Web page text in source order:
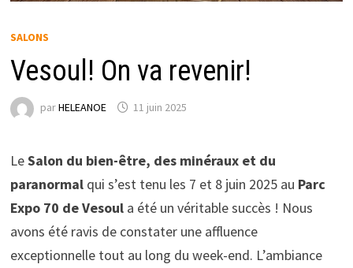
SALONS
Vesoul! On va revenir!
parHELEANOE 11 juin 2025
LeSalon du bien-être, des minéraux et du
paranormalqui s’est tenu les 7 et 8 juin 2025 au Parc
Expo 70 de Vesoula été un véritable succès ! Nous
avons été ravis de constater une affluence
exceptionnelle tout au long du week-end. L’ambiance